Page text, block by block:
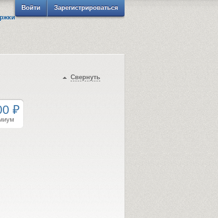
Войти
Зарегистрироваться
Свернуть
₽